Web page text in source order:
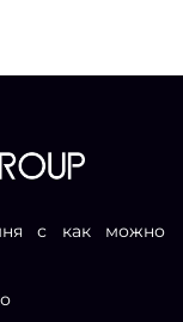
с как можно